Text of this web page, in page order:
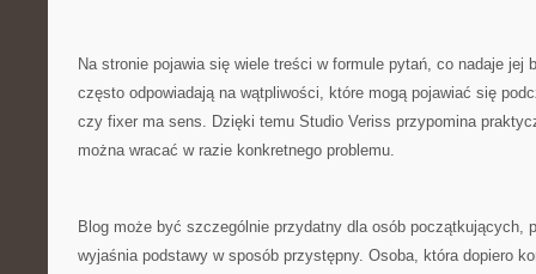
Na stronie pojawia się wiele treści w formule pytań, co nadaje jej
często odpowiadają na wątpliwości, które mogą pojawiać się
czy fixer ma sens. Dzięki temu Studio Veriss przypomina
można wracać w razie konkretnego problemu.
Blog może być szczególnie przydatny dla osób początkujących,
wyjaśnia podstawy w sposób przystępny. Osoba, która dopiero